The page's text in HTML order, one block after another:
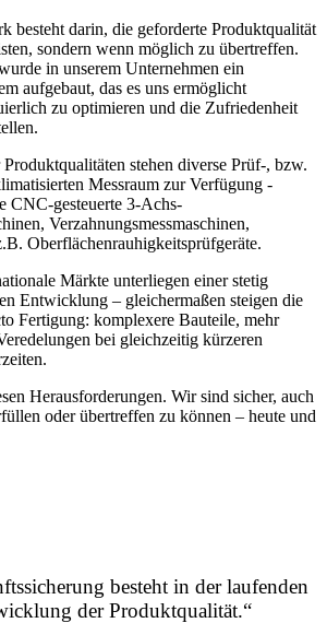
besteht darin, die geforderte Produktqualität
sondern wenn möglich zu übertreffen.
in unserem Unternehmen ein
aufgebaut, das es uns ermöglicht
zu optimieren und die Zufriedenheit
stehen diverse Prüf-, bzw.
Messraum zur Verfügung -
CNC-gesteuerte 3-Achs-
Verzahnungsmessmaschinen,
Oberflächenrauhigkeitsprüfgeräte.
Märkte unterliegen einer stetig
Entwicklung – gleichermaßen steigen die
Fertigung: komplexere Bauteile, mehr
bei gleichzeitig kürzeren
Herausforderungen. Wir sind sicher, auch
oder übertreffen zu können – heute und
besteht in der laufenden
der Produktqualität.“